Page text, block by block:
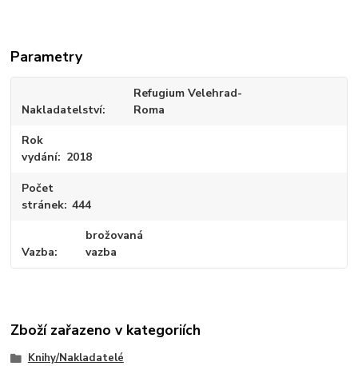
Parametry
Nakladatelství
Refugium Velehrad-
Roma
Rok
vydání
2018
Počet
stránek 444
Vazba
brožovaná
vazba
Zboží zařazeno v kategoriích
Knihy/Nakladatelé